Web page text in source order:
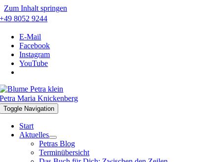
Zum Inhalt springen
+49 8052 9244
E-Mail
Facebook
Instagram
YouTube
Petra Maria Knickenberg
Toggle Navigation
Start
Aktuelles
Petras Blog
Terminübersicht